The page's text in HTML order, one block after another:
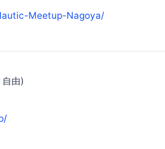
Meetup-Nagoya/
由)